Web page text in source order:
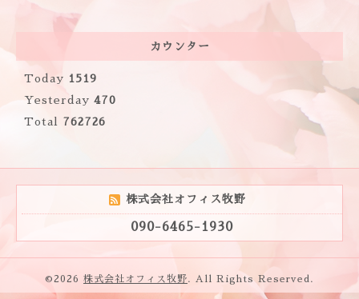
カウンター
Today 1519
Yesterday 470
Total 762726
株式会社オフィス牧野
090-6465-1930
©2026 株式会社オフィス牧野. All Rights Reserved.